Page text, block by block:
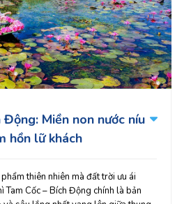
Động: Miền non nước níu
hồn lữ khách
thiên nhiên mà đất trời ưu ái
Tam Cốc – Bích Động chính là bản